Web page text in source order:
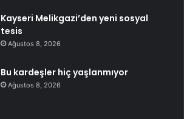
Kayseri Melikgazi’den yeni sosyal
tesis
Ağustos 8, 2026
Bu kardeşler hiç yaşlanmıyor
Ağustos 8, 2026